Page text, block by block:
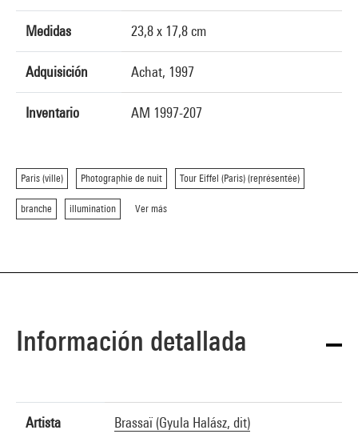
Medidas 23,8 x 17,8 cm
Adquisición Achat, 1997
Inventario AM 1997-207
Paris (ville) Photographie de nuit Tour Eiffel (Paris) (représentée)
branche illumination Ver más
Información detallada
Artista
Brassaï (Gyula Halász, dit)